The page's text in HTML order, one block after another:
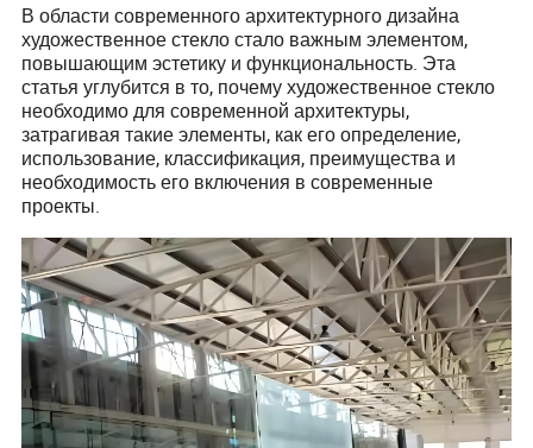
В области современного архитектурного дизайна
художественное стекло стало важным элементом,
повышающим эстетику и функциональность. Эта
статья углубится в то, почему художественное стекло
необходимо для современной архитектуры,
затрагивая такие элементы, как его определение,
использование, классификация, преимущества и
необходимость его включения в современные
проекты.